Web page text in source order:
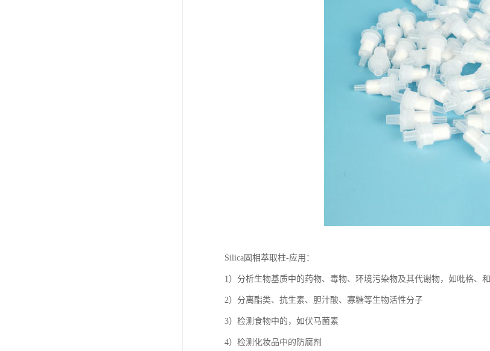
Silica固相萃取柱-应用：
1）分析生物基质中的药物、毒物、环境污染物及其代谢物，如吡格、和
2）分离酯类、抗生素、胆汁酸、寡糖等生物活性分子
3）检测食物中的，如伏马菌素
4）检测化妆品中的防腐剂